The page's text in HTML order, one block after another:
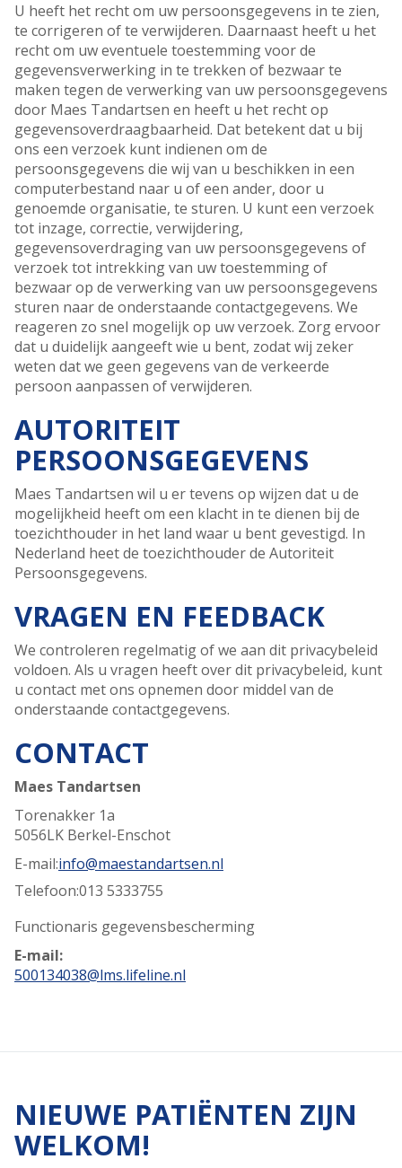
U heeft het recht om uw persoonsgegevens in te zien,
te corrigeren of te verwijderen. Daarnaast heeft u het
recht om uw eventuele toestemming voor de
gegevensverwerking in te trekken of bezwaar te
maken tegen de verwerking van uw persoonsgegevens
door Maes Tandartsen en heeft u het recht op
gegevensoverdraagbaarheid. Dat betekent dat u bij
ons een verzoek kunt indienen om de
persoonsgegevens die wij van u beschikken in een
computerbestand naar u of een ander, door u
genoemde organisatie, te sturen. U kunt een verzoek
tot inzage, correctie, verwijdering,
gegevensoverdraging van uw persoonsgegevens of
verzoek tot intrekking van uw toestemming of
bezwaar op de verwerking van uw persoonsgegevens
sturen naar de onderstaande contactgegevens. We
reageren zo snel mogelijk op uw verzoek. Zorg ervoor
dat u duidelijk aangeeft wie u bent, zodat wij zeker
weten dat we geen gegevens van de verkeerde
persoon aanpassen of verwijderen.
AUTORITEIT
PERSOONSGEGEVENS
Maes Tandartsen wil u er tevens op wijzen dat u de
mogelijkheid heeft om een klacht in te dienen bij de
toezichthouder in het land waar u bent gevestigd. In
Nederland heet de toezichthouder de Autoriteit
Persoonsgegevens.
VRAGEN EN FEEDBACK
We controleren regelmatig of we aan dit privacybeleid
voldoen. Als u vragen heeft over dit privacybeleid, kunt
u contact met ons opnemen door middel van de
onderstaande contactgegevens.
CONTACT
Maes Tandartsen
Torenakker 1a
5056LK Berkel-Enschot
E-mail:info@maestandartsen.nl
Telefoon:013 5333755
Functionaris gegevensbescherming
E-mail:
500134038@lms.lifeline.nl
NIEUWE PATIËNTEN ZIJN
WELKOM!